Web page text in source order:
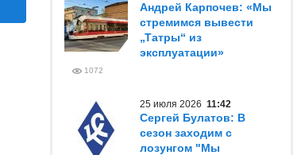
Андрей Карпочев: «Мы
стремимся вывести
„Татры“ из
эксплуатации»
1072
25 июля 2026 11:42
Сергей Булатов: В
сезон заходим с
лозунгом "Мы